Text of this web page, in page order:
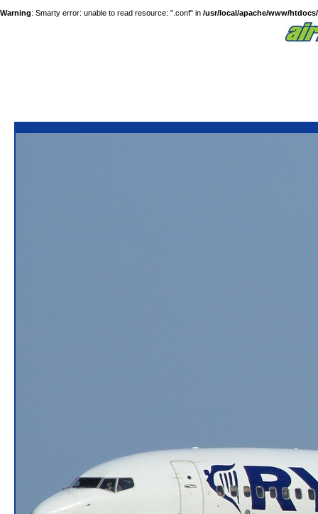
Warning: Smarty error: unable to read resource: ".conf" in /usr/local/apache/www/